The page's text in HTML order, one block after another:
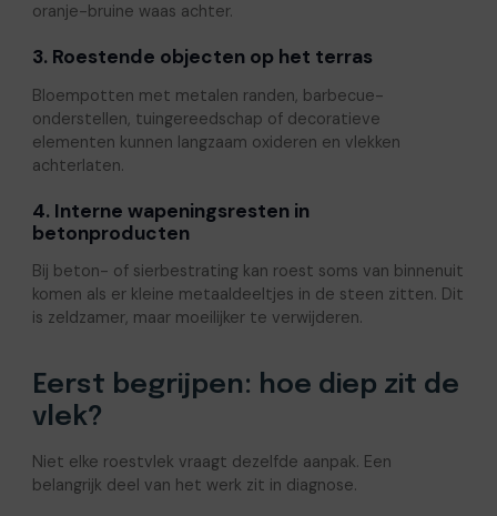
oranje-bruine waas achter.
3. Roestende objecten op het terras
Bloempotten met metalen randen, barbecue-
onderstellen, tuingereedschap of decoratieve
elementen kunnen langzaam oxideren en vlekken
achterlaten.
4. Interne wapeningsresten in
betonproducten
Bij beton- of sierbestrating kan roest soms van binnenuit
komen als er kleine metaaldeeltjes in de steen zitten. Dit
is zeldzamer, maar moeilijker te verwijderen.
Eerst begrijpen: hoe diep zit de
vlek?
Niet elke roestvlek vraagt dezelfde aanpak. Een
belangrijk deel van het werk zit in diagnose.